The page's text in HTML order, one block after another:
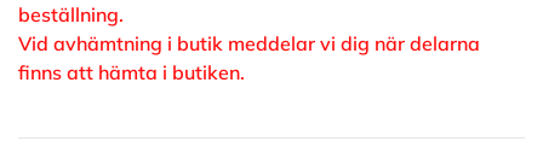
beställning.
Vid avhämtning i butik meddelar vi dig när delarna
finns att hämta i butiken.